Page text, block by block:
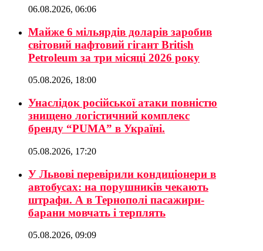
06.08.2026, 06:06
Майже 6 мільярдів доларів заробив
світовий нафтовий гігант British
Petroleum за три місяці 2026 року
05.08.2026, 18:00
Унаслідок російської атаки повністю
знищено логістичний комплекс
бренду “PUMA” в Україні.
05.08.2026, 17:20
У Львові перевірили кондиціонери в
автобусах: на порушників чекають
штрафи. А в Тернополі пасажири-
барани мовчать і терплять
05.08.2026, 09:09